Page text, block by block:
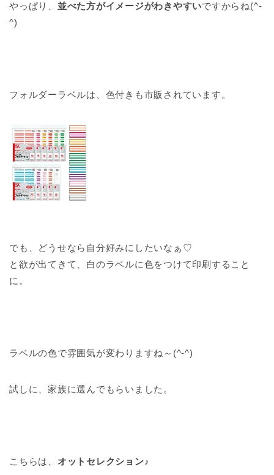
やっぱり、 並べた方がイメージがわきやすいですからね(^-
^)
フォルダーラベルは、色付きも市販されています。
でも、どうせなら自分好みにしたいなぁ♡
と欲が出てきて、白のラベルに色をつけて印刷すること
に。
ラベルの色で雰囲気が変わりますね～(^-^)
試しに、家族に選んでもらいました。
こちらは、 オットセレクション♪